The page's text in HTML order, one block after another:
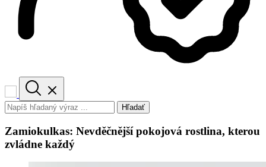
Hľadať
Zamiokulkas: Nevděčnější pokojová rostlina, kterou
zvládne každý